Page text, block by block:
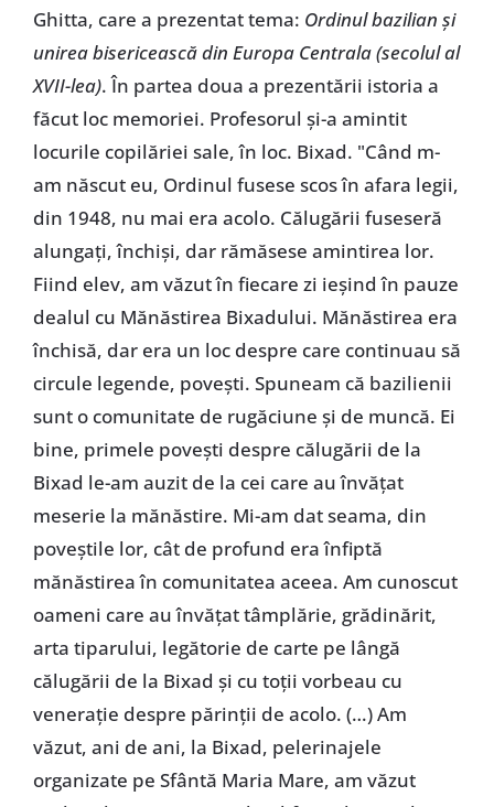
Ghitta, care a prezentat tema: Ordinul bazilian și
unirea bisericească din Europa Centrala (secolul al
XVII-lea). În partea doua a prezentării istoria a
făcut loc memoriei. Profesorul și-a amintit
locurile copilăriei sale, în loc. Bixad. "Când m-
am născut eu, Ordinul fusese scos în afara legii,
din 1948, nu mai era acolo. Călugării fuseseră
alungați, închiși, dar rămăsese amintirea lor.
Fiind elev, am văzut în fiecare zi ieșind în pauze
dealul cu Mănăstirea Bixadului. Mănăstirea era
închisă, dar era un loc despre care continuau să
circule legende, povești. Spuneam că bazilienii
sunt o comunitate de rugăciune și de muncă. Ei
bine, primele povești despre călugării de la
Bixad le-am auzit de la cei care au învățat
meserie la mănăstire. Mi-am dat seama, din
poveștile lor, cât de profund era înfiptă
mănăstirea în comunitatea aceea. Am cunoscut
oameni care au învățat tâmplărie, grădinărit,
arta tiparului, legătorie de carte pe lângă
călugării de la Bixad și cu toții vorbeau cu
venerație despre părinții de acolo. (…) Am
văzut, ani de ani, la Bixad, pelerinajele
organizate pe Sfântă Maria Mare, am văzut